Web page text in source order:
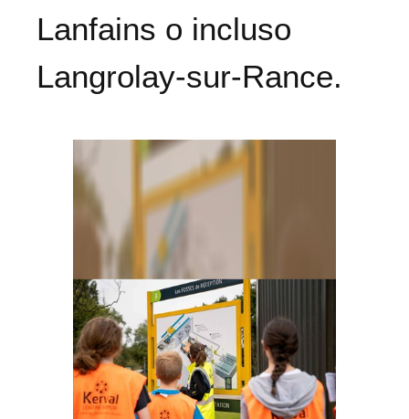
Lanfains o incluso
Langrolay-sur-Rance.